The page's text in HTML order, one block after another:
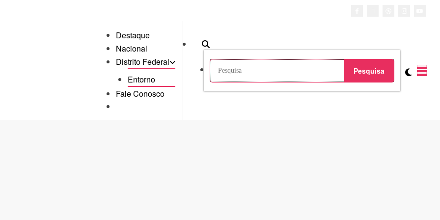
Destaque
Nacional
Distrito Federal
Entorno
Fale Conosco